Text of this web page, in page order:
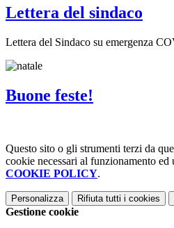
Lettera del sindaco
Lettera del Sindaco su emergenza
Buone feste!
Questo sito o gli strumenti terzi da
cookie necessari al funzionamento
COOKIE POLICY.
Personalizza Rifiuta tutti i cookies
Gestione cookie